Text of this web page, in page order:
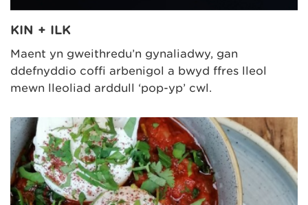
KIN + ILK
Maent yn gweithredu’n gynaliadwy, gan
ddefnyddio coffi arbenigol a bwyd ffres lleol
mewn lleoliad arddull ‘pop-yp’ cŵl.